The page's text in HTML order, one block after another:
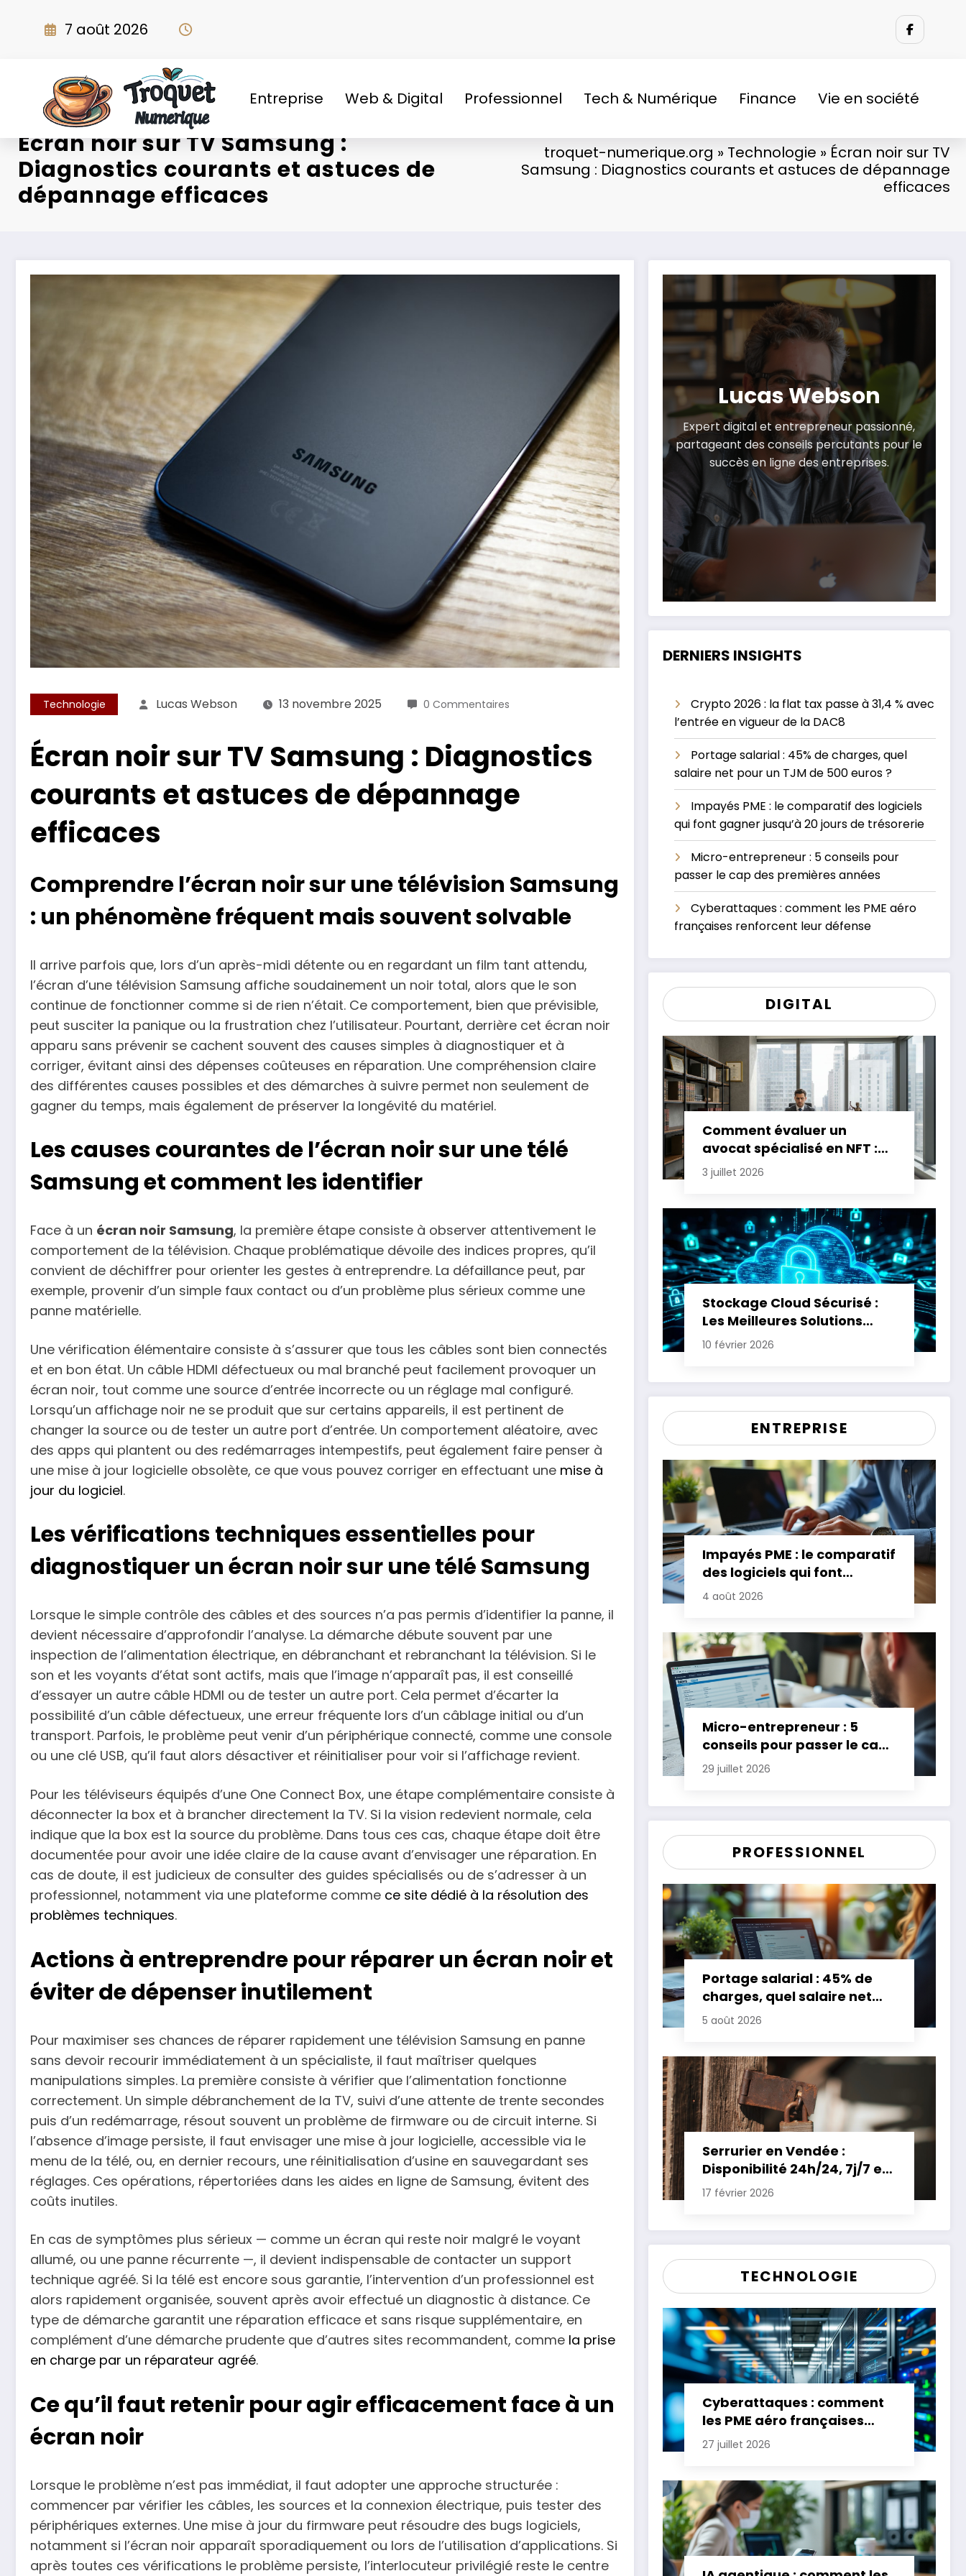
7 août 2026
Entreprise Web & Digital Professionnel Tech & Numérique Finance Vie en société
Écran noir sur TV Samsung :
Diagnostics courants et astuces de
dépannage efficaces
troquet-numerique.org » Technologie » Écran noir sur TV
Samsung : Diagnostics courants et astuces de dépannage
efficaces
Technologie Lucas Webson 13 novembre 2025 0 Commentaires
Écran noir sur TV Samsung : Diagnostics
courants et astuces de dépannage
efficaces
Comprendre l’écran noir sur une télévision Samsung
: un phénomène fréquent mais souvent solvable
Il arrive parfois que, lors d’un après-midi détente ou en regardant un film tant attendu,
l’écran d’une télévision Samsung affiche soudainement un noir total, alors que le son
continue de fonctionner comme si de rien n’était. Ce comportement, bien que prévisible,
peut susciter la panique ou la frustration chez l’utilisateur. Pourtant, derrière cet écran noir
apparu sans prévenir se cachent souvent des causes simples à diagnostiquer et à
corriger, évitant ainsi des dépenses coûteuses en réparation. Une compréhension claire
des différentes causes possibles et des démarches à suivre permet non seulement de
gagner du temps, mais également de préserver la longévité du matériel.
Les causes courantes de l’écran noir sur une télé
Samsung et comment les identifier
Face à un écran noir Samsung, la première étape consiste à observer attentivement le
comportement de la télévision. Chaque problématique dévoile des indices propres, qu’il
convient de déchiffrer pour orienter les gestes à entreprendre. La défaillance peut, par
exemple, provenir d’un simple faux contact ou d’un problème plus sérieux comme une
panne matérielle.
Une vérification élémentaire consiste à s’assurer que tous les câbles sont bien connectés
et en bon état. Un câble HDMI défectueux ou mal branché peut facilement provoquer un
écran noir, tout comme une source d’entrée incorrecte ou un réglage mal configuré.
Lorsqu’un affichage noir ne se produit que sur certains appareils, il est pertinent de
changer la source ou de tester un autre port d’entrée. Un comportement aléatoire, avec
des apps qui plantent ou des redémarrages intempestifs, peut également faire penser à
une mise à jour logicielle obsolète, ce que vous pouvez corriger en effectuant une mise à
jour du logiciel.
Les vérifications techniques essentielles pour
diagnostiquer un écran noir sur une télé Samsung
Lorsque le simple contrôle des câbles et des sources n’a pas permis d’identifier la panne, il
devient nécessaire d’approfondir l’analyse. La démarche débute souvent par une
inspection de l’alimentation électrique, en débranchant et rebranchant la télévision. Si le
son et les voyants d’état sont actifs, mais que l’image n’apparaît pas, il est conseillé
d’essayer un autre câble HDMI ou de tester un autre port. Cela permet d’écarter la
possibilité d’un câble défectueux, une erreur fréquente lors d’un câblage initial ou d’un
transport. Parfois, le problème peut venir d’un périphérique connecté, comme une console
ou une clé USB, qu’il faut alors désactiver et réinitialiser pour voir si l’affichage revient.
Pour les téléviseurs équipés d’une One Connect Box, une étape complémentaire consiste à
déconnecter la box et à brancher directement la TV. Si la vision redevient normale, cela
indique que la box est la source du problème. Dans tous ces cas, chaque étape doit être
documentée pour avoir une idée claire de la cause avant d’envisager une réparation. En
cas de doute, il est judicieux de consulter des guides spécialisés ou de s’adresser à un
professionnel, notamment via une plateforme comme ce site dédié à la résolution des
problèmes techniques.
Actions à entreprendre pour réparer un écran noir et
éviter de dépenser inutilement
Pour maximiser ses chances de réparer rapidement une télévision Samsung en panne
sans devoir recourir immédiatement à un spécialiste, il faut maîtriser quelques
manipulations simples. La première consiste à vérifier que l’alimentation fonctionne
correctement. Un simple débranchement de la TV, suivi d’une attente de trente secondes
puis d’un redémarrage, résout souvent un problème de firmware ou de circuit interne. Si
l’absence d’image persiste, il faut envisager une mise à jour logicielle, accessible via le
menu de la télé, ou, en dernier recours, une réinitialisation d’usine en sauvegardant ses
réglages. Ces opérations, répertoriées dans les aides en ligne de Samsung, évitent des
coûts inutiles.
En cas de symptômes plus sérieux — comme un écran qui reste noir malgré le voyant
allumé, ou une panne récurrente —, il devient indispensable de contacter un support
technique agréé. Si la télé est encore sous garantie, l’intervention d’un professionnel est
alors rapidement organisée, souvent après avoir effectué un diagnostic à distance. Ce
type de démarche garantit une réparation efficace et sans risque supplémentaire, en
complément d’une démarche prudente que d’autres sites recommandent, comme la prise
en charge par un réparateur agréé.
Ce qu’il faut retenir pour agir efficacement face à un
écran noir
Lorsque le problème n’est pas immédiat, il faut adopter une approche structurée :
commencer par vérifier les câbles, les sources et la connexion électrique, puis tester des
périphériques externes. Une mise à jour du firmware peut résoudre des bugs logiciels,
notamment si l’écran noir apparaît sporadiquement ou lors de l’utilisation d’applications. Si
après toutes ces vérifications le problème persiste, l’interlocuteur privilégié reste le centre
Lucas Webson
Expert digital et entrepreneur passionné,
partageant des conseils percutants pour le
succès en ligne des entreprises.
DERNIERS INSIGHTS
Crypto 2026 : la flat tax passe à 31,4 % avec
l’entrée en vigueur de la DAC8
Portage salarial : 45% de charges, quel
salaire net pour un TJM de 500 euros ?
Impayés PME : le comparatif des logiciels
qui font gagner jusqu’à 20 jours de trésorerie
Micro-entrepreneur : 5 conseils pour
passer le cap des premières années
Cyberattaques : comment les PME aéro
françaises renforcent leur défense
DIGITAL
Comment évaluer un
avocat spécialisé en NFT :
critères essentiels
3 juillet 2026
Stockage Cloud Sécurisé :
Les Meilleures Solutions
pour Protéger Vos Données
10 février 2026
ENTREPRISE
Impayés PME : le comparatif
des logiciels qui font
gagner jusqu’à 20 jours de
4 août 2026
Micro-entrepreneur : 5
conseils pour passer le cap
des premières années
29 juillet 2026
PROFESSIONNEL
Portage salarial : 45% de
charges, quel salaire net
pour un TJM de 500 euros ?
5 août 2026
Serrurier en Vendée :
Disponibilité 24h/24, 7j/7 et
Tarifs Clairs pour une
17 février 2026
TECHNOLOGIE
Cyberattaques : comment
les PME aéro françaises
renforcent leur défense
27 juillet 2026